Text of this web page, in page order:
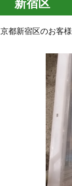
新宿区
都新宿区のお客様